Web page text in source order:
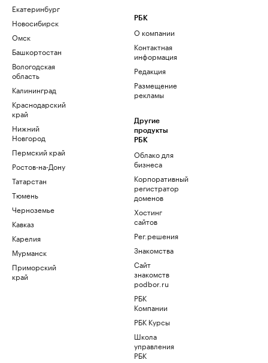
Екатеринбург
Новосибирск
Омск
Башкортостан
Вологодская
область
Калининград
Краснодарский
край
Нижний
Новгород
Пермский край
Ростов-на-Дону
Татарстан
Тюмень
Черноземье
Кавказ
Карелия
Мурманск
Приморский
край
РБК
О компании
Контактная
информация
Редакция
Размещение
рекламы
Другие
продукты
РБК
Облако для
бизнеса
Корпоративный
регистратор
доменов
Хостинг
сайтов
Рег.решения
Знакомства
Сайт
знакомств
podbor.ru
РБК
Компании
РБК Курсы
Школа
управления
РБК